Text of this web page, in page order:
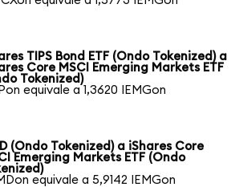
TIPS Bond ETF (Ondo Tokenized) a
Core MSCI Emerging Markets ETF
Tokenized)
equivale a 1,3620 IEMGon
(Ondo Tokenized) a iShares Core
Emerging Markets ETF (Ondo
equivale a 5,9142 IEMGon